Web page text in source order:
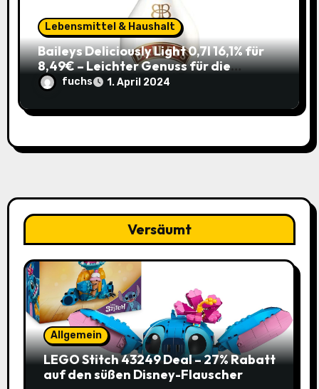
Lebensmittel & Haushalt
Baileys Deliciously Light 0,7l 16,1% für
8,49€ – Leichter Genuss für die
Sommerparty (ehem. 14,99€)
fuchs 1. April 2024
Versäumt
Allgemein
LEGO Stitch 43249 Deal – 27% Rabatt
auf den süßen Disney-Flauscher